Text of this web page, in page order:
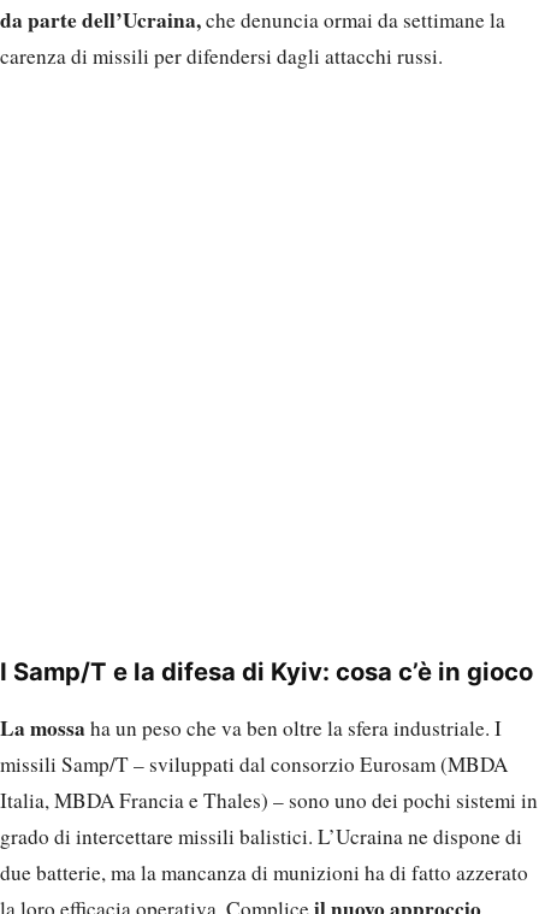
da parte dell’Ucraina,che denuncia ormai da settimane la
carenza di missili per difendersi dagli attacchi russi.
I Samp/T e la difesa di Kyiv: cosa c’è in gioco
La mossa ha un peso che va ben oltre la sfera industriale. I
missili Samp/T – sviluppati dal consorzio Eurosam (MBDA
Italia, MBDA Francia e Thales) – sono uno dei pochi sistemi in
grado di intercettare missili balistici. L’Ucraina ne dispone di
due batterie, ma la mancanza di munizioni ha di fatto azzerato
la loro efficacia operativa. Complice